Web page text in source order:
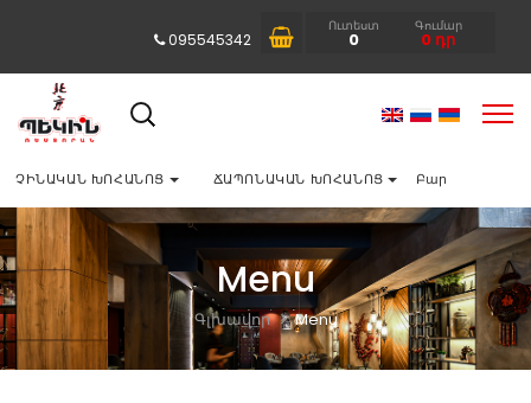
095545342
Ուտեստ
0
Գումար
0 դր
ՉԻՆԱԿԱՆ ԽՈՀԱՆՈՑ ՃԱՊՈՆԱԿԱՆ ԽՈՀԱՆՈՑ Բար
Menu
Գլխավոր Menu